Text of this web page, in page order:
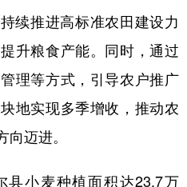
推进高标准农田建设力
升粮食产能。同时，通过
理等方式，引导农户推广
地实现多季增收，推动农
迈进。
小麦种植面积达23.7万